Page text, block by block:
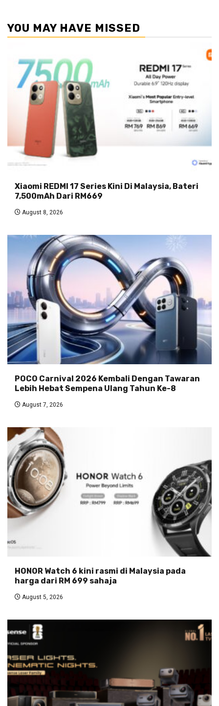
YOU MAY HAVE MISSED
Xiaomi REDMI 17 Series Kini Di Malaysia, Bateri
7,500mAh Dari RM669
August 8, 2026
POCO Carnival 2026 Kembali Dengan Tawaran
Lebih Hebat Sempena Ulang Tahun Ke-8
August 7, 2026
HONOR Watch 6 kini rasmi di Malaysia pada
harga dari RM 699 sahaja
August 5, 2026